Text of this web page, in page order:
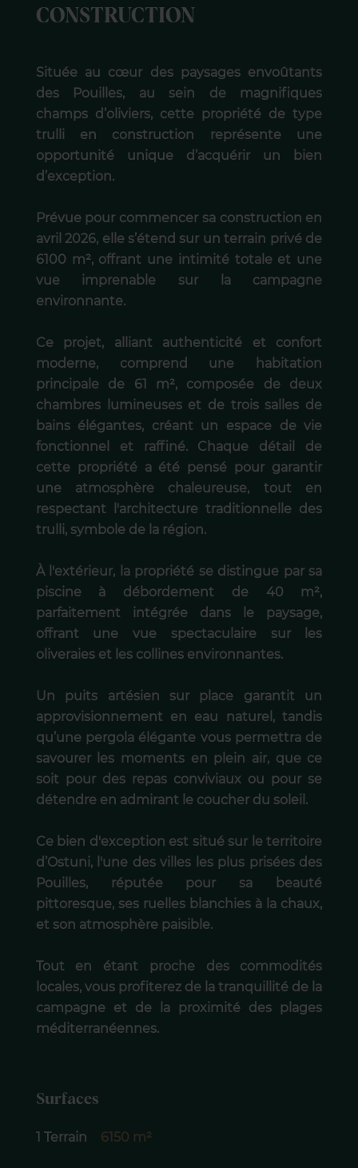
CONSTRUCTION
Située au cœur des paysages envoûtants
des Pouilles, au sein de magnifiques
champs d’oliviers, cette propriété de type
trulli en construction représente une
opportunité unique d’acquérir un bien
d’exception.
Prévue pour commencer sa construction en
avril 2026, elle s’étend sur un terrain privé de
6100 m², offrant une intimité totale et une
vue imprenable sur la campagne
environnante.
Ce projet, alliant authenticité et confort
moderne, comprend une habitation
principale de 61 m², composée de deux
chambres lumineuses et de trois salles de
bains élégantes, créant un espace de vie
fonctionnel et raffiné. Chaque détail de
cette propriété a été pensé pour garantir
une atmosphère chaleureuse, tout en
respectant l'architecture traditionnelle des
trulli, symbole de la région.
À l'extérieur, la propriété se distingue par sa
piscine à débordement de 40 m²,
parfaitement intégrée dans le paysage,
offrant une vue spectaculaire sur les
oliveraies et les collines environnantes.
Un puits artésien sur place garantit un
approvisionnement en eau naturel, tandis
qu’une pergola élégante vous permettra de
savourer les moments en plein air, que ce
soit pour des repas conviviaux ou pour se
détendre en admirant le coucher du soleil.
Ce bien d'exception est situé sur le territoire
d’Ostuni, l'une des villes les plus prisées des
Pouilles, réputée pour sa beauté
pittoresque, ses ruelles blanchies à la chaux,
et son atmosphère paisible.
Tout en étant proche des commodités
locales, vous profiterez de la tranquillité de la
campagne et de la proximité des plages
méditerranéennes.
Surfaces
1 Terrain 6150 m²